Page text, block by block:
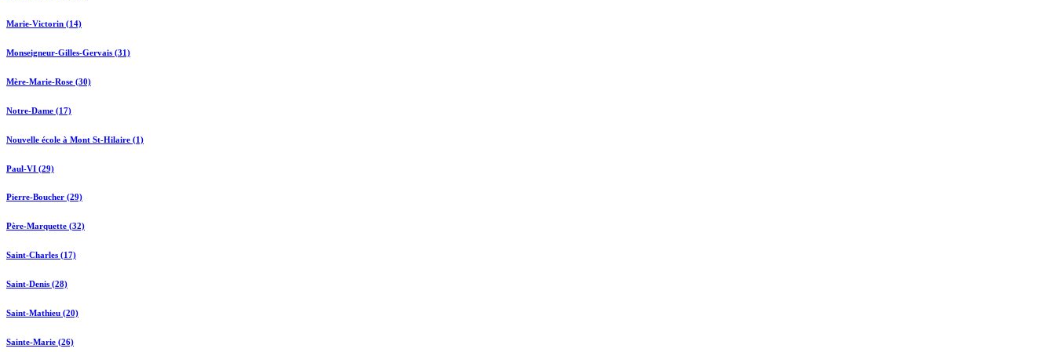
Marie-Victorin (14)
Monseigneur-Gilles-Gervais (31)
Mère-Marie-Rose (30)
Notre-Dame (17)
Nouvelle école à Mont St-Hilaire (1)
Paul-VI (29)
Pierre-Boucher (29)
Père-Marquette (32)
Saint-Charles (17)
Saint-Denis (28)
Saint-Mathieu (20)
Sainte-Marie (26)